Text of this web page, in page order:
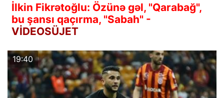
İlkin Fikrətoğlu: Özünə gəl, "Qarabağ",
bu şansı qaçırma, "Sabah" -
VİDEOSÜJET
19:40